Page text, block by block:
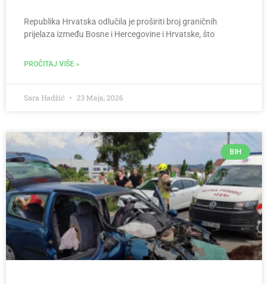
Republika Hrvatska odlučila je proširiti broj graničnih
prijelaza između Bosne i Hercegovine i Hrvatske, što
PROČITAJ VIŠE »
Sara Hadžić 23 Maja, 2026
BIH